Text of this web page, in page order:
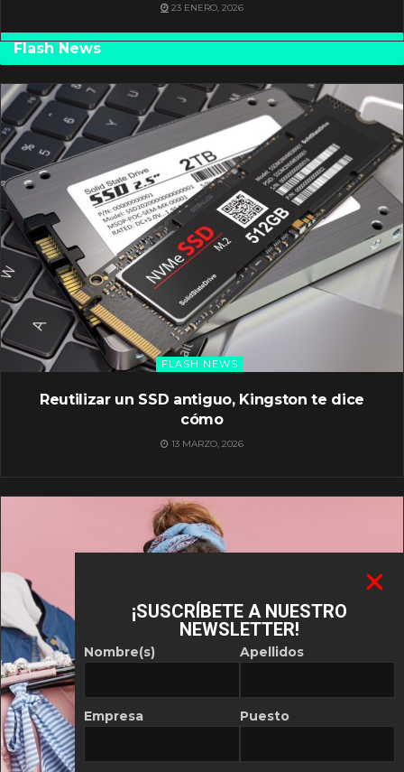
23 ENERO, 2026
Flash News
FLASH NEWS
Reutilizar un SSD antiguo, Kingston te dice
cómo
13 MARZO, 2026
¡SUSCRÍBETE A NUESTRO
NEWSLETTER!
Nombre(s)
Empresa
Apellidos
Puesto